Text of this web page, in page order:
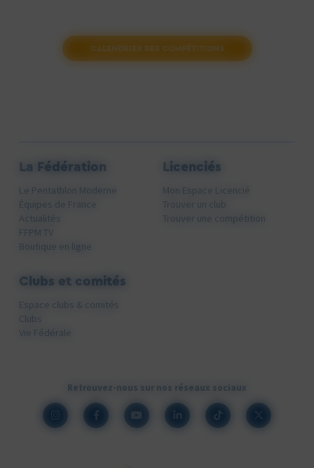
CALENDRIER DES COMPÉTITIONS
La Fédération
Le Pentathlon Moderne
Équipes de France
Actualités
FFPM TV
Boutique en ligne
Licenciés
Mon Espace Licencié
Trouver un club
Trouver une compétition
Clubs et comités
Espace clubs & comités
Clubs
Vie Fédérale
Retrouvez-nous sur nos réseaux sociaux